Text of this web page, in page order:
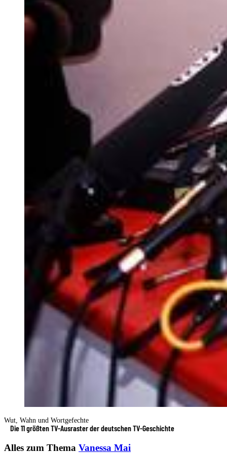
Wut, Wahn und Wortgefechte
Die 11 größten TV-Ausraster der deutschen TV-Geschichte
Alles zum Thema Vanessa Mai